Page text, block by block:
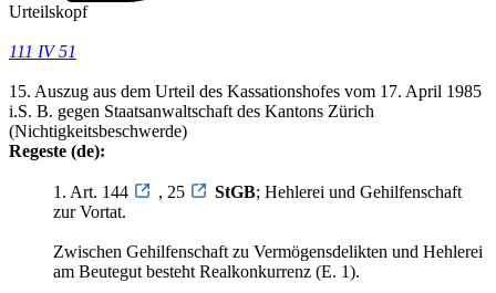
Urteilskopf
111 IV 51
15. Auszug aus dem Urteil des Kassationshofes vom 17. April 1985
i.S. B. gegen Staatsanwaltschaft des Kantons Zürich
(Nichtigkeitsbeschwerde)
Regeste (de):
1. Art. 144 , 25 StGB; Hehlerei und Gehilfenschaft
zur Vortat.
Zwischen Gehilfenschaft zu Vermögensdelikten und Hehlerei
am Beutegut besteht Realkonkurrenz (E. 1).